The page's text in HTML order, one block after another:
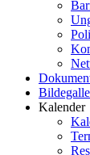
Kalender